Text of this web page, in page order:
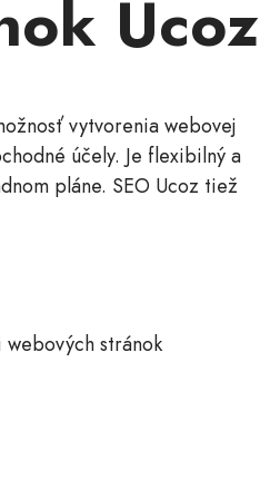
Ucoz
vytvorenia webovej
účely. Je flexibilný a
pláne. SEO Ucoz tiež
stránok